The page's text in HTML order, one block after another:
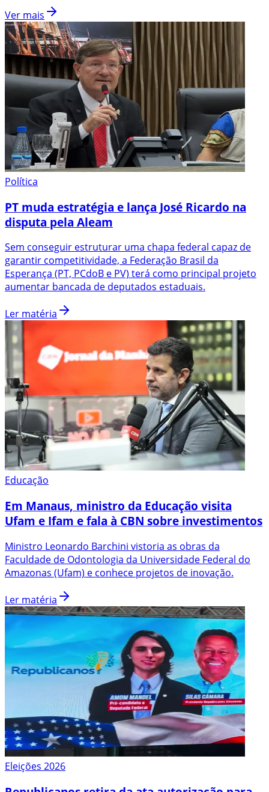
Ver mais
Política
PT muda estratégia e lança José Ricardo na
disputa pela Aleam
Sem conseguir estruturar uma chapa federal capaz de
garantir competitividade, a Federação Brasil da
Esperança (PT, PCdoB e PV) terá como principal projeto
aumentar bancada de deputados estaduais.
Ler matéria
Educação
Em Manaus, ministro da Educação visita
Ufam e Ifam e fala à CBN sobre investimentos
Ministro Leonardo Barchini vistoria as obras da
Faculdade de Odontologia da Universidade Federal do
Amazonas (Ufam) e conhece projetos de inovação.
Ler matéria
Eleições 2026